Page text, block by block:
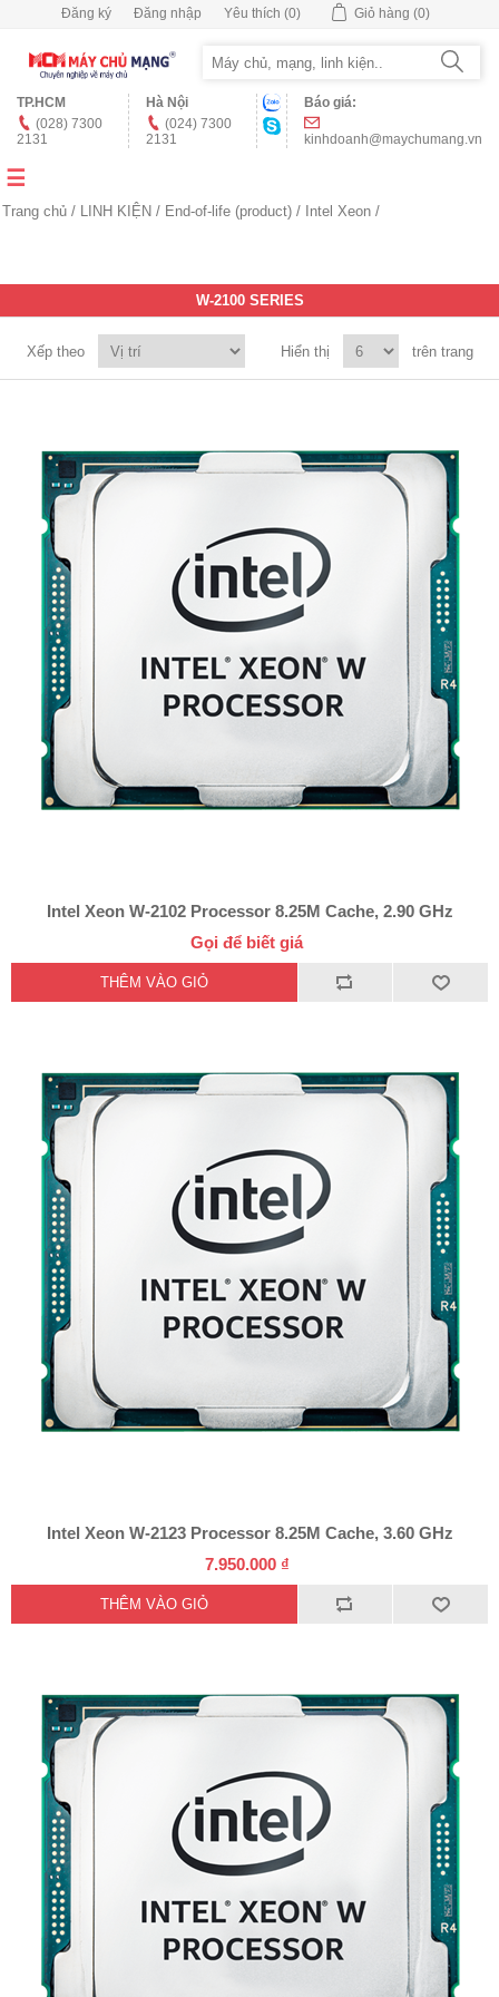
Đăng ký Đăng nhập Yêu thích (0) Giỏ hàng (0)
TP.HCM
(028) 7300
2131
Hà Nội
(024) 7300
2131
Báo giá:
kinhdoanh@maychumang.vn
Trang chủ / LINH KIỆN / End-of-life (product) / Intel Xeon /
W-2100 SERIES
Xếp theo Hiển thị trên trang
Intel Xeon W-2102 Processor 8.25M Cache, 2.90 GHz
Gọi để biết giá
Intel Xeon W-2123 Processor 8.25M Cache, 3.60 GHz
7.950.000 ₫